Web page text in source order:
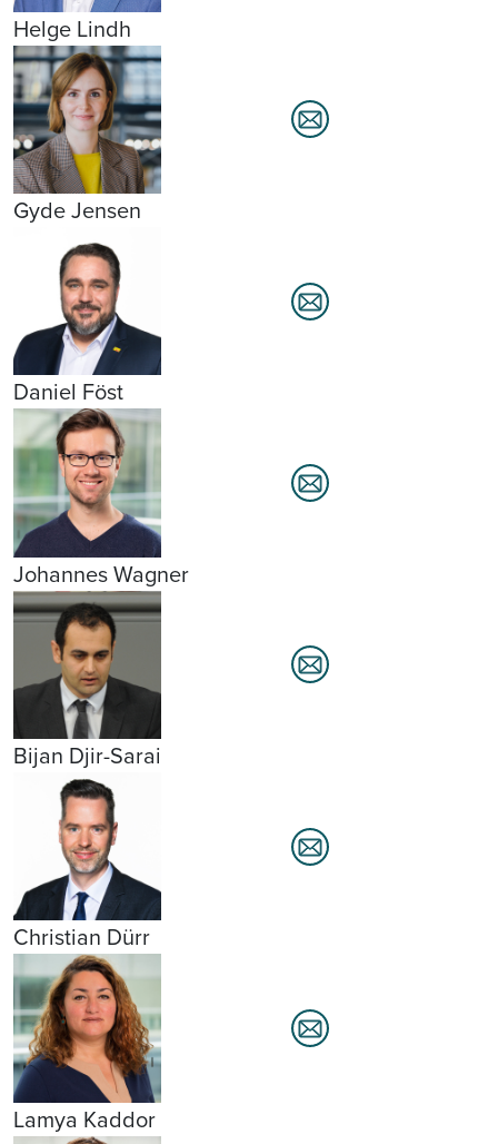
Helge Lindh
Gyde Jensen
Daniel Föst
Johannes Wagner
Bijan Djir-Sarai
Christian Dürr
Lamya Kaddor